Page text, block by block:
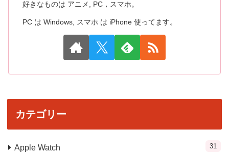
好きなものは アニメ, PC，スマホ。
PC は Windows, スマホ は iPhone 使ってます。
カテゴリー
Apple Watch 31